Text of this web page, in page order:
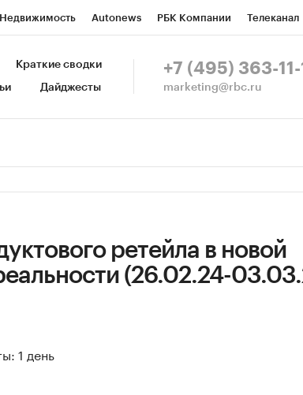
Недвижимость Autonews РБК Компании Телеканал
СПб Конференции СПб Спецпроекты
Краткие сводки
Дайджесты
+7 (495) 363-11-
marketing@rbc.ru
ретейла в новой
(26.02.24-
1 день